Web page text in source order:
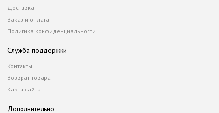
Доставка
Заказ и оплата
Политика конфиденциальности
Служба поддержки
Контакты
Возврат товара
Карта сайта
Дополнительно